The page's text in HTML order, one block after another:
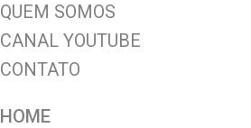
QUEM SOMOS
CANAL YOUTUBE
CONTATO
HOME